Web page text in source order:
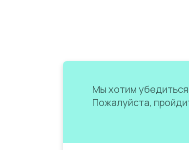
Мы хотим
Пожалуйста,